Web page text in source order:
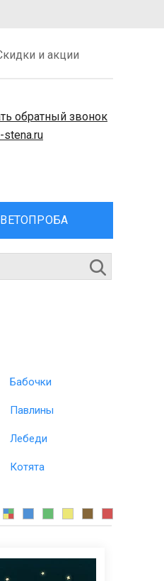
и акции
обратный звонок
stena.ru
Бабочки
Павлины
Лебеди
Котята